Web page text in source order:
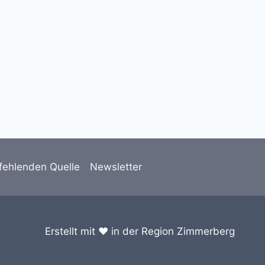
Quelle Newsletter
Erstellt mit ❤️ in der Region Zimmerberg